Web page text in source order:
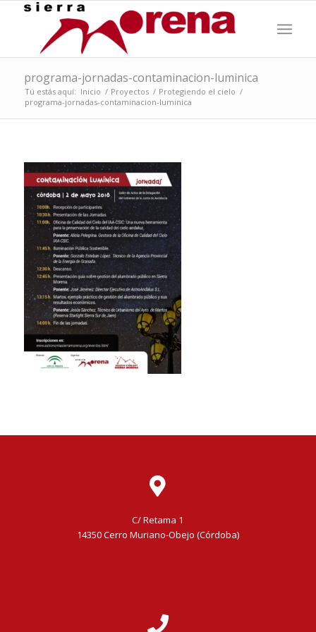
programa-jornadas-contaminacion-luminica
Tú estás aquí: Inicio / Proyectos / Protegiendo el cielo /
programa-jornadas-contaminacion-luminica
C/ Retama 1
14350 Cerro Muriano-Obejo (Córdoba)